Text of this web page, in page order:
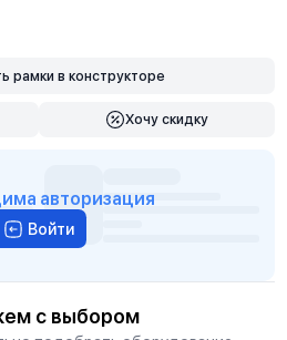
рамкив конструкторе
Хочу скидку
авторизация
Войти
с выбором